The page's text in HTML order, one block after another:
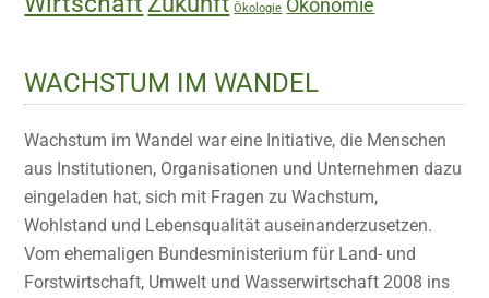
Ökologie Ökonomie
WACHSTUM IM WANDEL
Wachstum im Wandel war eine Initiative, die Menschen
aus Institutionen, Organisationen und Unternehmen dazu
eingeladen hat, sich mit Fragen zu Wachstum,
Wohlstand und Lebensqualität auseinanderzusetzen.
Vom ehemaligen Bundesministerium für Land- und
Forstwirtschaft, Umwelt und Wasserwirtschaft 2008 ins